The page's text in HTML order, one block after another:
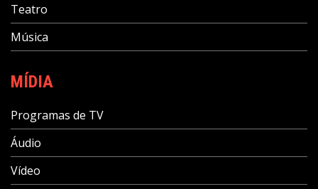
Teatro
Música
MÍDIA
Programas de TV
Áudio
Vídeo